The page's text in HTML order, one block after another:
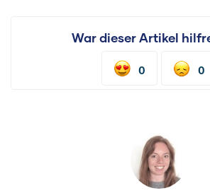
War dieser Artikel
0 0